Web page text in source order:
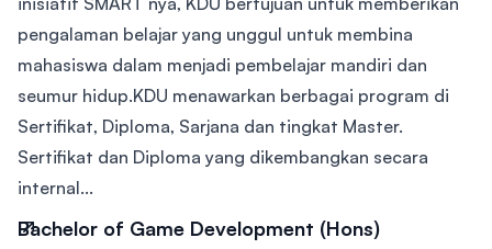
pengalaman belajar yang unggul untuk membina
mahasiswa dalam menjadi pembelajar mandiri dan
seumur hidup.KDU menawarkan berbagai program di
Sertifikat, Diploma, Sarjana dan tingkat Master.
Sertifikat dan Diploma yang dikembangkan secara
internal...
Bachelor of Game Development (Hons)